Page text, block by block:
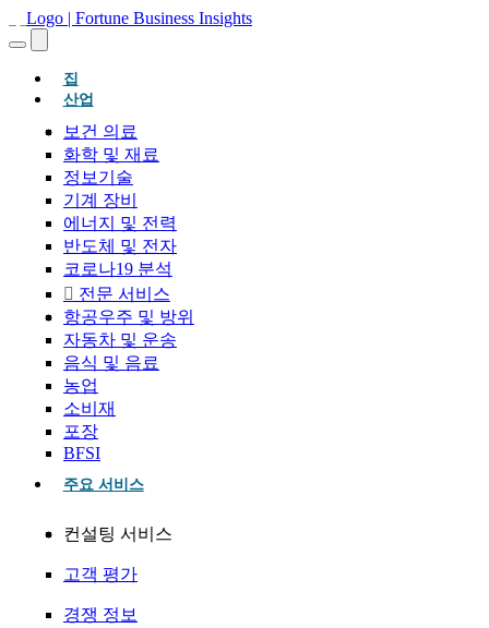
집(현재의)
산업
보건 의료
화학 및 재료
정보기술
기계 장비
에너지 및 전력
반도체 및 전자
코로나19 분석
전문 서비스
항공우주 및 방위
자동차 및 운송
음식 및 음료
농업
소비재
포장
BFSI
주요 서비스
컨설팅 서비스
고객 평가
경쟁 정보